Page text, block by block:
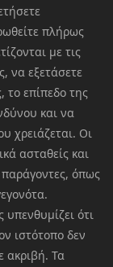
πλήρως
με τις
να εξετάσετε
το επίπεδο της
και να
χρειάζεται. Οι
ασταθείς και
όπως
υπενθυμίζει ότι
ιστότοπο δεν
ακριβή. Τα